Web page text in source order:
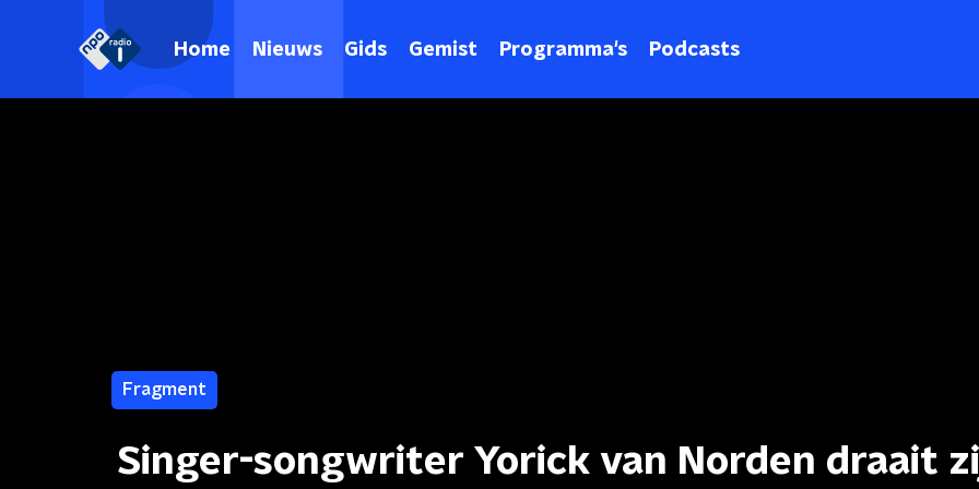
Home Nieuws Gids Gemist Programma's Podcasts
Fragment
Singer-songwriter Yorick van Norden draait